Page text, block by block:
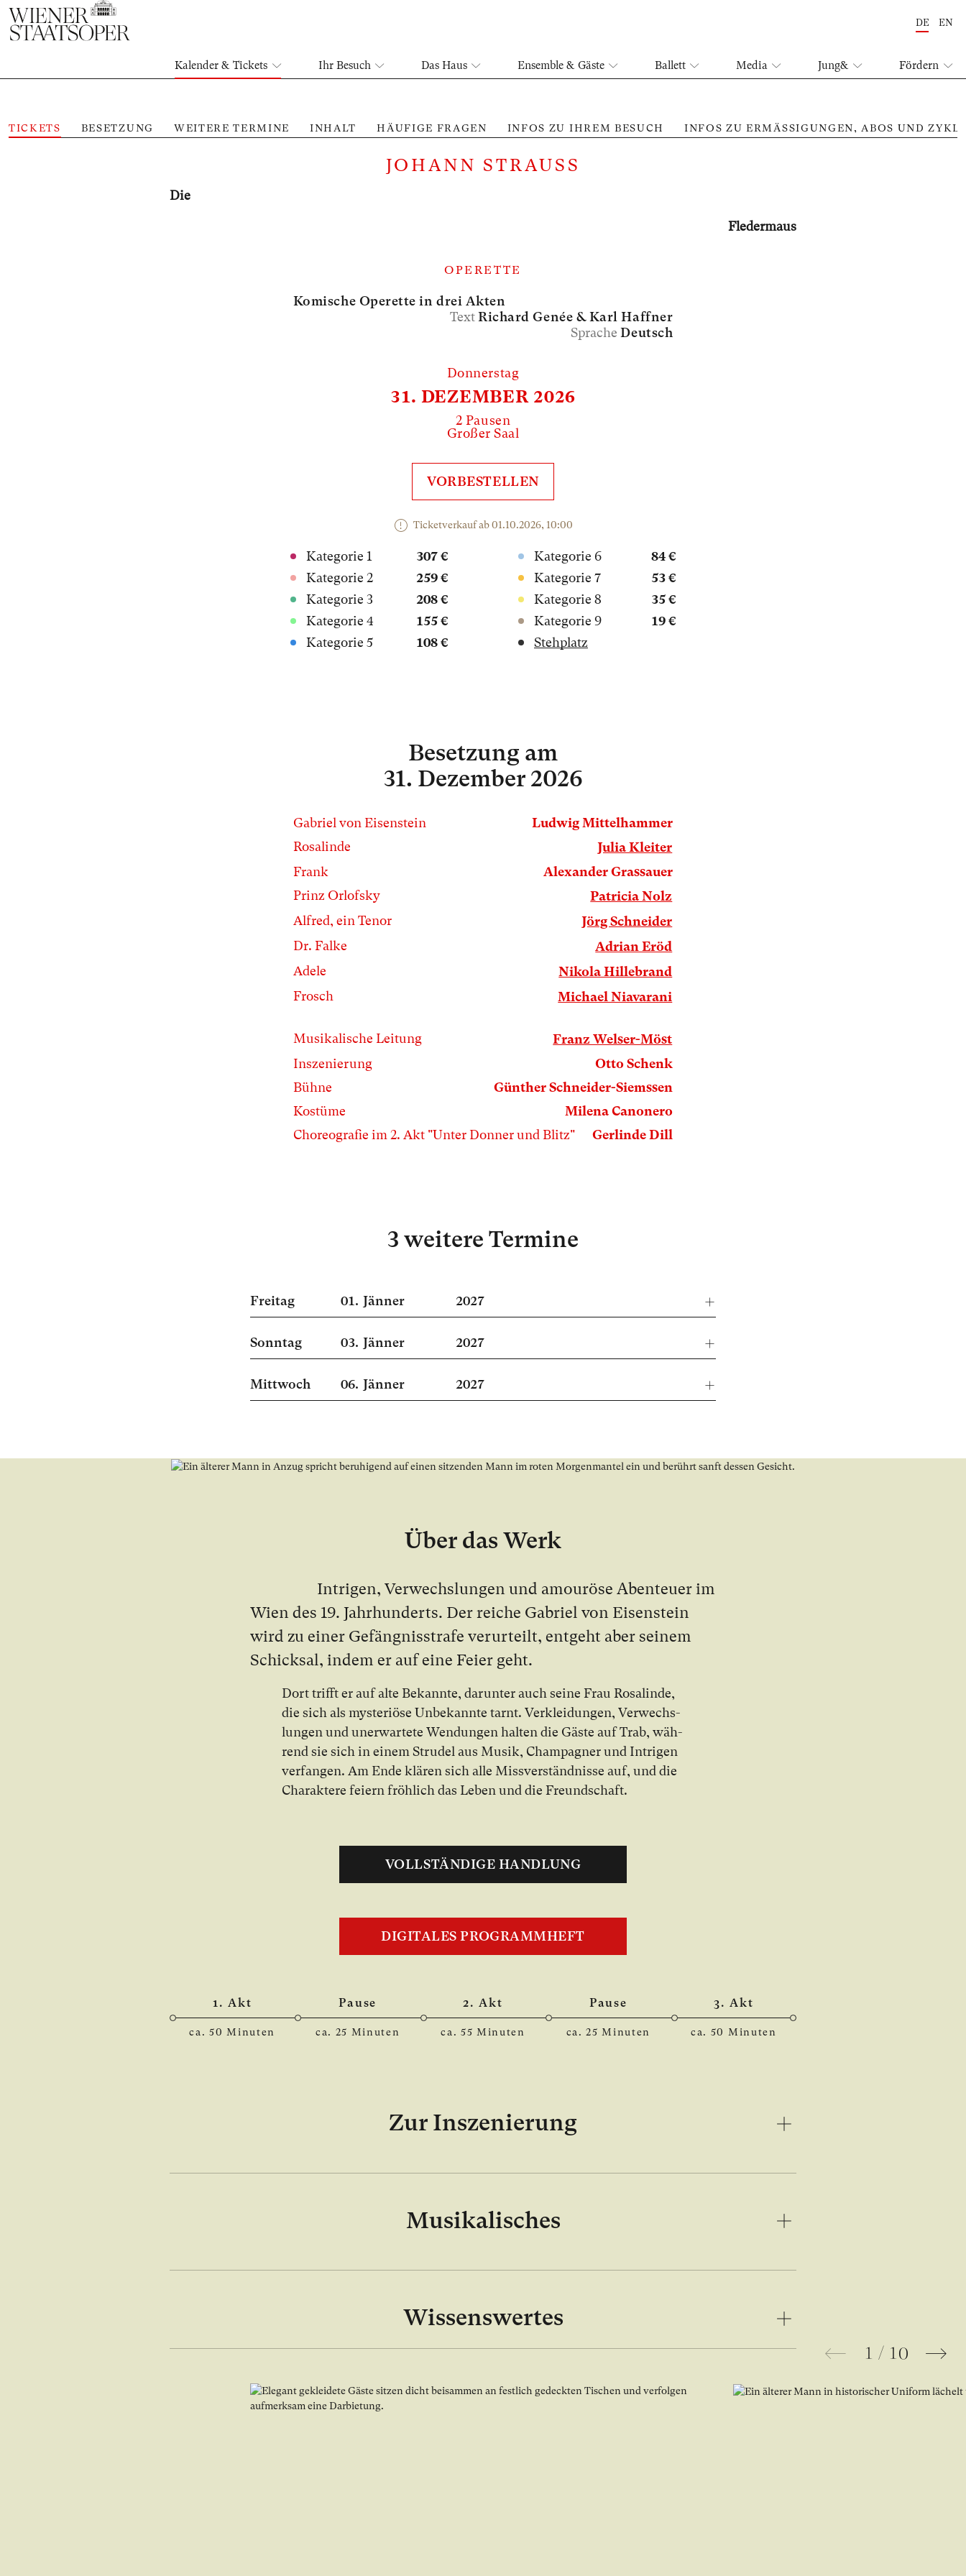
DE EN
Kalender & Tickets Ihr Besuch Das Haus Ensemble & Gäste Ballett Media Jung& Fördern
TICKETS BESETZUNG WEITERE TERMINE INHALT HÄUFIGE FRAGEN INFOS ZU IHREM BESUCH INFOS ZU ERMÄSSIGUNGEN, ABOS UND
JOHANN STRAUSS
Die
Fleder­maus
OPERETTE
Komische Operette in drei Akten
TextRichard Genée &Karl Haffner
SpracheDeutsch
Donnerstag
31. DEZEMBER 2026
2 Pausen
Großer Saal
VORBESTELLEN
Ticketverkauf ab 01.10.2026, 10:00
Kategorie 1
307 €
Kategorie 2
259 €
Kategorie 3
208 €
Kategorie 4
155 €
Kategorie 5
108 €
Kategorie 6
84 €
Kategorie 7
53 €
Kategorie 8
35 €
Kategorie 9
19 €
Stehplatz
Besetzung am
31. Dezember 2026
Gabriel von Eisenstein
Ludwig Mittelhammer
Rosalinde
Julia Kleiter
Frank
Alexander Grassauer
Prinz Orlofsky
Patricia Nolz
Alfred, ein Tenor
Jörg Schneider
Dr. Falke
Adrian Eröd
Adele
Nikola Hillebrand
Frosch
Michael Niavarani
Musikalische Leitung
Franz Welser-Möst
Inszenierung
Otto Schenk
Bühne
Günther Schneider-Siemssen
Kostüme
Milena Canonero
Choreografie im 2. Akt "Unter Donner und Blitz"
Gerlinde Dill
3 weitere Termine
Freitag 01. Jänner 2027
Sonntag 03. Jänner 2027
Mittwoch 06. Jänner 2027
Über das Werk
In­tri­gen, Ver­wechs­lun­gen und amou­rö­se Aben­teu­er im
Wien des 19. Jahr­hun­derts. Der rei­che Gabriel von Eisenstein
wird zu ei­ner Ge­fäng­nis­stra­fe ver­ur­teilt, ent­geht aber sei­nem
Schick­sal, in­dem er auf ei­ne Fei­er geht.
Dort trifft er auf al­te Be­kann­te, dar­un­ter auch sei­ne Frau Ro­sa­lin­de,
die sich als mys­te­riö­se Un­be­kann­te tarnt. Ver­klei­dun­gen, Ver­wechs­
lun­gen und un­er­war­te­te Wen­dun­gen hal­ten die Gäs­te auf Trab, wäh­
rend sie sich in ei­nem Stru­del aus Mu­sik, Cham­pa­gner und In­tri­gen
ver­fan­gen. Am En­de klä­ren sich al­le Miss­ver­ständ­nis­se auf, und die
Cha­rak­te­re fei­ern fröh­lich das Le­ben und die Freund­schaft.
VOLLSTÄNDIGE HANDLUNG
DIGITALES PROGRAMMHEFT
1. Akt
ca. 50 Minuten
Pause
ca. 25 Minuten
2. Akt
ca. 55 Minuten
Pause
ca. 25 Minuten
3. Akt
ca. 50 Minuten
Zur Inszenierung
Musikalisches
Wissenswertes
1 / 10